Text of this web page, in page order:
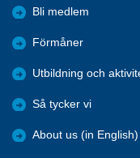
Bli medlem
Förmåner
Utbildning och
Så tycker vi
About us (in English)